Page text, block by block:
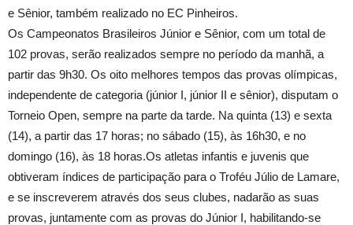
e Sênior, também realizado no EC Pinheiros.
Os Campeonatos Brasileiros Júnior e Sênior, com um total de
102 provas, serão realizados sempre no período da manhã, a
partir das 9h30. Os oito melhores tempos das provas olímpicas,
independente de categoria (júnior I, júnior II e sênior), disputam o
Torneio Open, sempre na parte da tarde. Na quinta (13) e sexta
(14), a partir das 17 horas; no sábado (15), às 16h30, e no
domingo (16), às 18 horas.Os atletas infantis e juvenis que
obtiveram índices de participação para o Troféu Júlio de Lamare,
e se inscreverem através dos seus clubes, nadarão as suas
provas, juntamente com as provas do Júnior I, habilitando-se